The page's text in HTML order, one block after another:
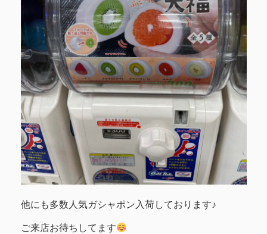
他にも多数人気ガシャポン入荷しております♪
ご来店お待ちしてます